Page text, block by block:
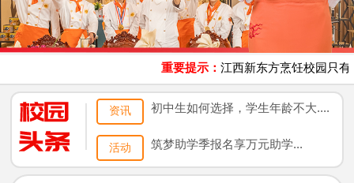
重要提示：江西新东方烹饪校园只有青
资讯 初中生如何选择，学生年龄不大....
活动 筑梦助学季报名享万元助学...